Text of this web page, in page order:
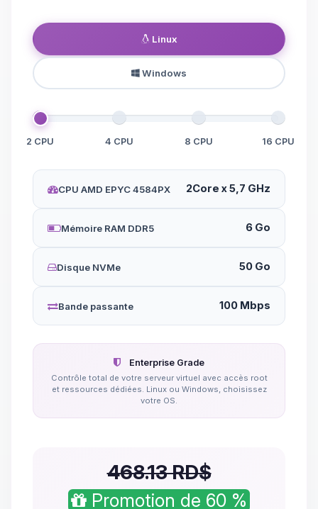
Linux
Windows
2 CPU 4 CPU 8 CPU 16 CPU
CPU AMD EPYC 4584PX 2Core x 5,7 GHz
Mémoire RAM DDR5 6 Go
Disque NVMe 50 Go
Bande passante 100 Mbps
Enterprise Grade
Contrôle total de votre serveur virtuel avec accès root
et ressources dédiées. Linux ou Windows, choisissez
votre OS.
468.13 RD$
Promotion de 60 %